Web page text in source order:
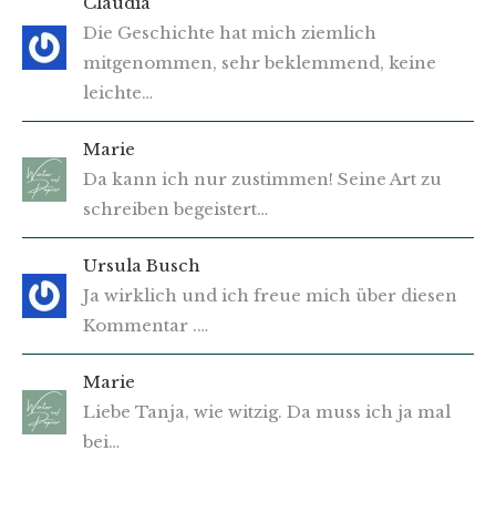
Die Geschichte hat mich ziemlich
mitgenommen, sehr beklemmend, keine
leichte…
Marie
Da kann ich nur zustimmen! Seine Art zu
schreiben begeistert…
Ursula Busch
Ja wirklich und ich freue mich über diesen
Kommentar .…
Marie
Liebe Tanja, wie witzig. Da muss ich ja mal
bei…